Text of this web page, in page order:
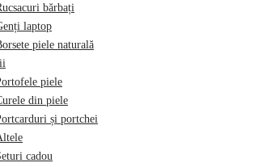
bărbați
laptop
piele naturală
piele
din piele
și portchei
cadou